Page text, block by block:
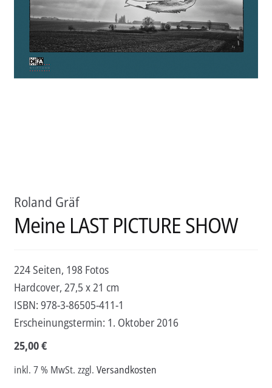
Aktuelles
Verlag
Handel
Roland Gräf
Meine LAST PICTURE SHOW
224 Seiten, 198 Fotos
Hardcover, 27,5 x 21 cm
ISBN: 978-3-86505-411-1
Erscheinungstermin: 1. Oktober 2016
25,00€
inkl. 7 % MwSt. zzgl. Versandkosten